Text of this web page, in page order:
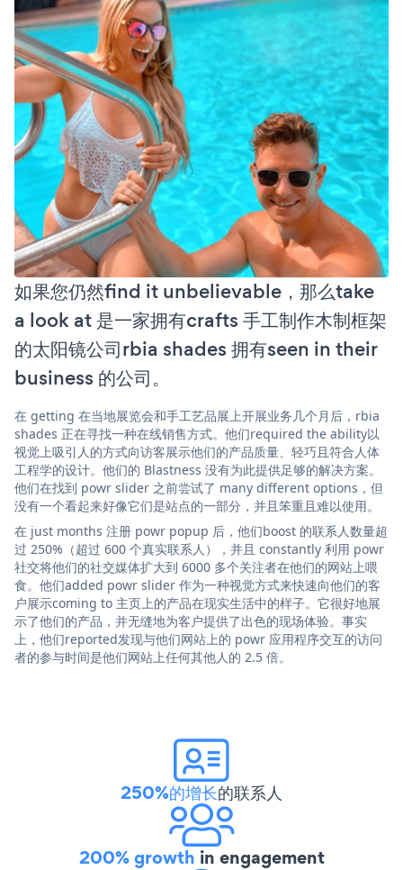
如果您仍然find it unbelievable，那么take
a look at 是一家拥有crafts 手工制作木制框架
的太阳镜公司rbia shades 拥有seen in their
business 的公司。
在 getting 在当地展览会和手工艺品展上开展业务几个月后，rbia
shades 正在寻找一种在线销售方式。他们required the ability以
视觉上吸引人的方式向访客展示他们的产品质量、轻巧且符合人体
工程学的设计。他们的 Blastness 没有为此提供足够的解决方案。
他们在找到 powr slider 之前尝试了 many different options，但
没有一个看起来好像它们是站点的一部分，并且笨重且难以使用。
在 just months 注册 powr popup 后，他们boost 的联系人数量超
过 250%（超过 600 个真实联系人），并且 constantly 利用 powr
社交将他们的社交媒体扩大到 6000 多个关注者在他们的网站上喂
食。他们added powr slider 作为一种视觉方式来快速向他们的客
户展示coming to 主页上的产品在现实生活中的样子。它很好地展
示了他们的产品，并无缝地为客户提供了出色的现场体验。事实
上，他们reported发现与他们网站上的 powr 应用程序交互的访问
者的参与时间是他们网站上任何其他人的 2.5 倍。
250%的增长的联系人
200% growth in engagement